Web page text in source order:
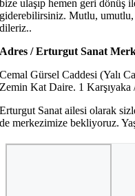
bize ulaşıp hemen geri dönüş
giderebilirsiniz. Mutlu, umutlu,
dileriz..
Adres / Erturgut Sanat
Cemal Gürsel Caddesi (Yalı
Zemin Kat Daire. 1 Karşıyaka
Erturgut Sanat ailesi olarak
de merkezimize bekliyoruz.